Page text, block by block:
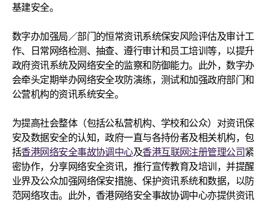
基建安全。
数字办加强局／部门的恒常资讯系统保安风险评估及审计工
作、日常网络检测、抽查、遵行审计和员工培训等，以提升
政府资讯系统及网络安全的监察和防御能力。此外，数字办
会牵头定期举办网络安全攻防演练，测试和加强政府部门和
公营机构的资讯系统安全。
为提高社会整体（包括公私营机构、学校和公众）对资讯保
安及数据安全的认知，政府一直与各持份者及相关机构，包
括香港网络安全事故协调中心及香港互联网注册管理公司紧
密协作，分享网络安全资讯，推行宣传教育及培训，并提醒
业界及公众加强网络保安措施、保护资讯系统和数据，以防
范网络攻击。此外，香港网络安全事故协调中心亦提供资讯